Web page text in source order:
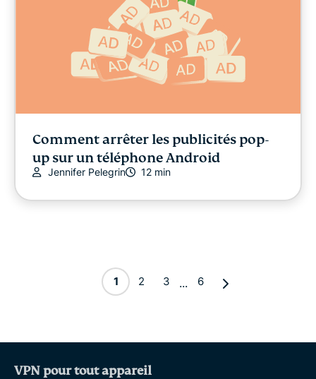
Comment arrêter les publicités pop-
up sur un téléphone Android
Jennifer Pelegrin 12 min
1 2 3 ... 6
VPN pour tout appareil